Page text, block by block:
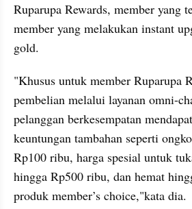
Ruparupa Rewards, member yang
member yang melakukan instant
gold.
"Khusus untuk member Ruparupa
pembelian melalui layanan omni-
pelanggan berkesempatan
keuntungan tambahan seperti
Rp100 ribu, harga spesial untuk
hingga Rp500 ribu, dan hemat
produk member’s choice,"kata dia.